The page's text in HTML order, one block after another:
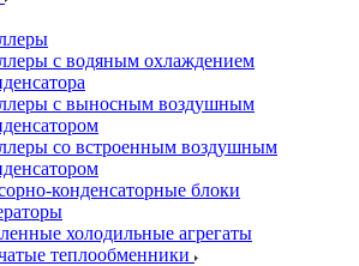
с водяным охлаждением
с выносным воздушным
со встроенным воздушным
конденсаторные блоки
холодильные агрегаты
теплообменники